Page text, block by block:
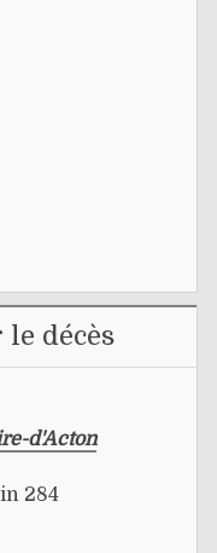
décès
d'Acton
284